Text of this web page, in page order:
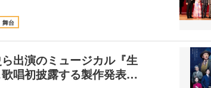
舞台
出演のミュージカル『生
唱初披露する製作発表…